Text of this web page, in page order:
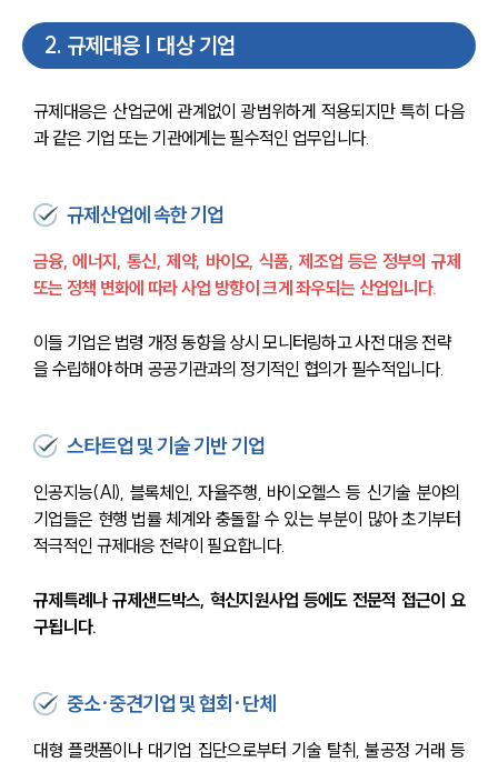
2. 규제대응 | 대상 기업
규제대응은 산업군에 관계없이 광범위하게 적용되지만 특히 다음
과 같은 기업 또는 기관에게는 필수적인 업무입니다.
규제산업에 속한 기업
금융, 에너지, 통신, 제약, 바이오, 식품, 제조업 등은 정부의 규제
또는 정책 변화에 따라 사업 방향이 크게 좌우되는 산업입니다.
이들 기업은 법령 개정 동향을 상시 모니터링하고 사전 대응 전략
을 수립해야 하며 공공기관과의 정기적인 협의가 필수적입니다.
스타트업 및 기술 기반 기업
인공지능(AI), 블록체인, 자율주행, 바이오헬스 등 신기술 분야의
기업들은 현행 법률 체계와 충돌할 수 있는 부분이 많아 초기부터
적극적인 규제대응 전략이 필요합니다.
규제특례나 규제샌드박스, 혁신지원사업 등에도 전문적 접근이 요
구됩니다.
중소·중견기업 및 협회·단체
대형 플랫폼이나 대기업 집단으로부터 기술 탈취, 불공정 거래 등